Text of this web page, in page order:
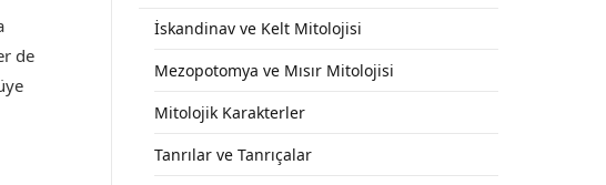
de
İskandinav ve Kelt Mitolojisi
Mezopotomya ve Mısır Mitolojisi
Mitolojik Karakterler
Tanrılar ve Tanrıçalar